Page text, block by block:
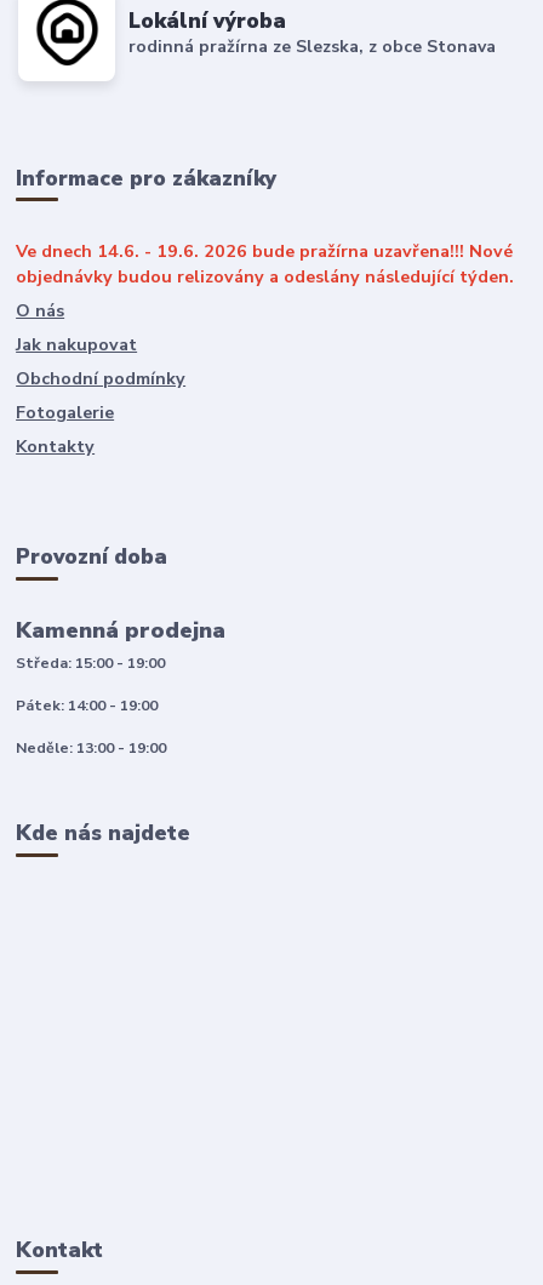
Lokální výroba
rodinná pražírna ze Slezska, z obce Stonava
Informace pro zákazníky
Ve dnech 14.6. - 19.6. 2026 bude pražírna uzavřena!!! Nové
objednávky budou relizovány a odeslány následující týden.
O nás
Jak nakupovat
Obchodní podmínky
Fotogalerie
Kontakty
Provozní doba
Kamenná prodejna
Středa: 15:00 - 19:00
Pátek: 14:00 - 19:00
Neděle: 13:00 - 19:00
Kde nás najdete
Kontakt